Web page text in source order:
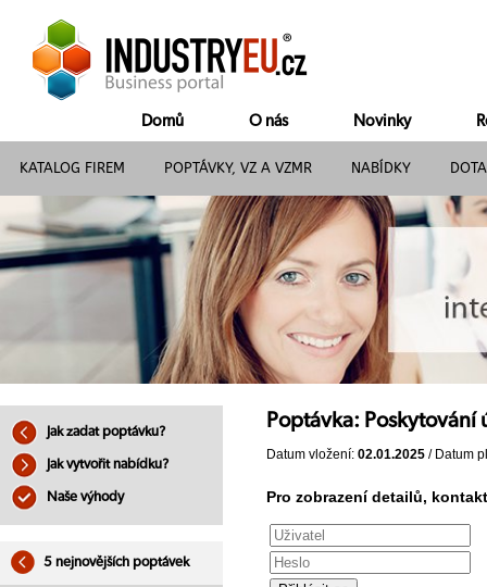
Domů O nás Novinky
KATALOG FIREM POPTÁVKY, VZ A VZMR NABÍDKY
Jak zadat poptávku?
Jak vytvořit nabídku?
Naše výhody
5 nejnovějších poptávek
Poptávka:
Datum vložení: 02.01.2025 / Datum
Pro zobrazení detailů,